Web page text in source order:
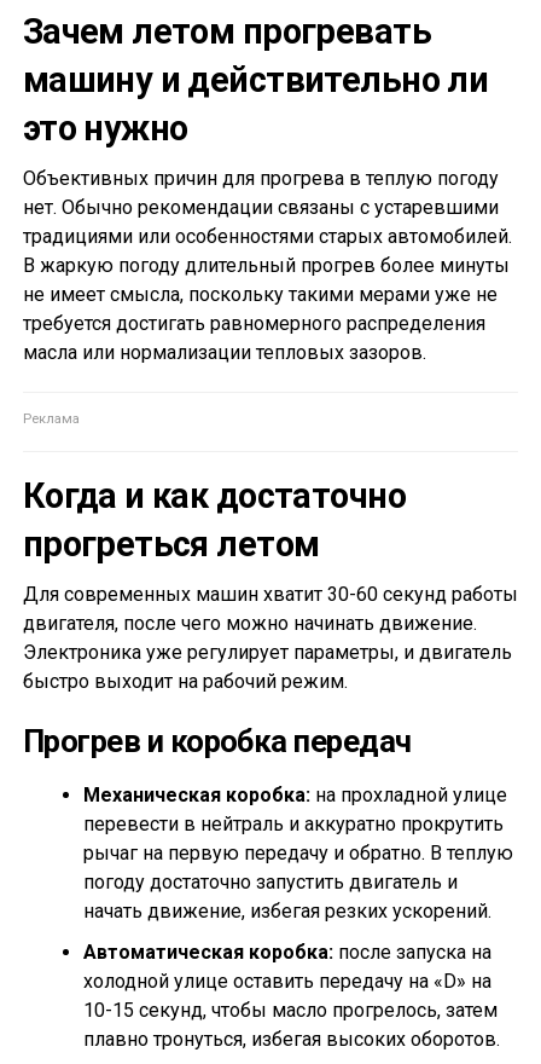
Зачем летом прогревать
машину и действительно ли
это нужно
Объективных причин для прогрева в теплую погоду
нет. Обычно рекомендации связаны с устаревшими
традициями или особенностями старых автомобилей.
В жаркую погоду длительный прогрев более минуты
не имеет смысла, поскольку такими мерами уже не
требуется достигать равномерного распределения
масла или нормализации тепловых зазоров.
Когда и как достаточно
прогреться летом
Для современных машин хватит 30-60 секунд работы
двигателя, после чего можно начинать движение.
Электроника уже регулирует параметры, и двигатель
быстро выходит на рабочий режим.
Прогрев и коробка передач
Механическая коробка:на прохладной улице
перевести в нейтраль и аккуратно прокрутить
рычаг на первую передачу и обратно. В теплую
погоду достаточно запустить двигатель и
начать движение, избегая резких ускорений.
Автоматическая коробка:после запуска на
холодной улице оставить передачу на «D» на
10-15 секунд, чтобы масло прогрелось, затем
плавно тронуться, избегая высоких оборотов.